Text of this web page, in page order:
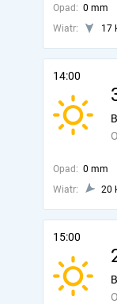
Opad: 0 mm
Wiatr:
17
14:00
Opad: 0 mm
Wiatr:
20
15:00